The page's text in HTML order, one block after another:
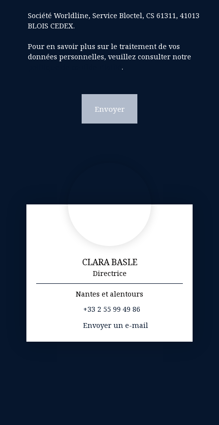
Société Worldline, Service Bloctel, CS 61311, 41013
BLOIS CEDEX.
Pour en savoir plus sur le traitement de vos
données personnelles, veuillez consulter notre
.
Envoyer
CLARA BASLE
Directrice
Nantes et alentours
+33 2 55 99 49 86
Envoyer un e-mail